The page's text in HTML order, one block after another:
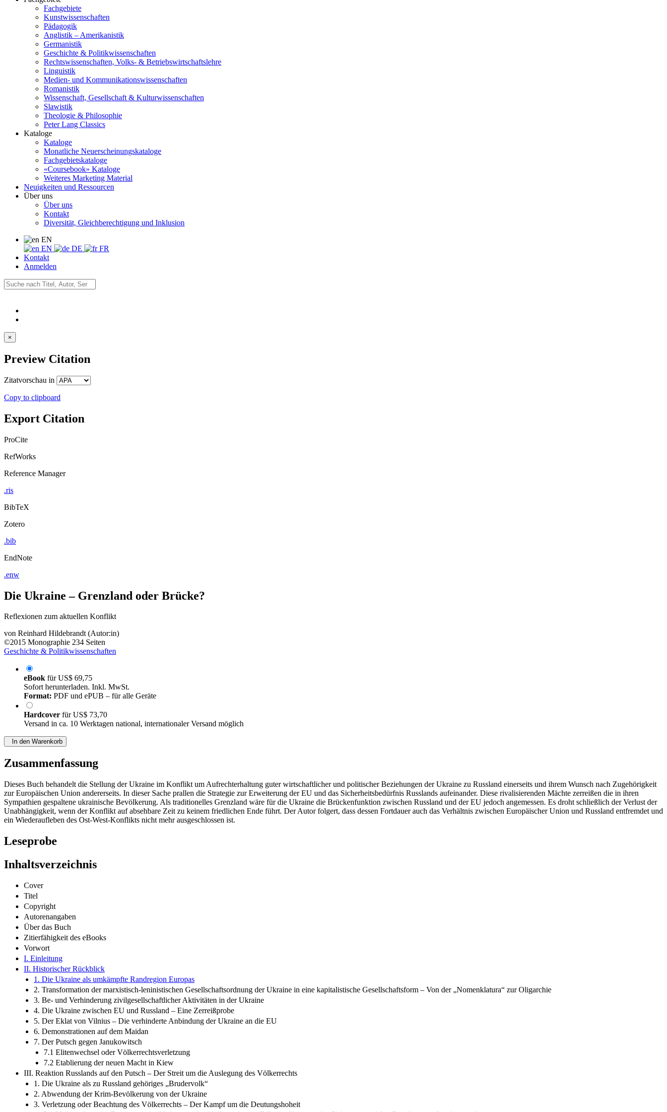
Fachgebiete
Kunstwissenschaften
Pädagogik
Anglistik – Amerikanistik
Germanistik
Geschichte & Politikwissenschaften
Rechtswissenschaften, Volks- & Betriebswirtschaftslehre
Linguistik
Medien- und Kommunikationswissenschaften
Romanistik
Wissenschaft, Gesellschaft & Kulturwissenschaften
Slawistik
Theologie & Philosophie
Peter Lang Classics
Kataloge
Kataloge
Monatliche Neuerscheinungskataloge
Fachgebietskataloge
«Coursebook» Kataloge
Weiteres Marketing Material
Neuigkeiten und Ressourcen
Über uns
Über uns
Kontakt
Diversität, Gleichberechtigung und Inklusion
EN
EN
DE
FR
Kontakt
Anmelden
×
Preview Citation
Zitatvorschau in
Copy to clipboard
Export Citation
ProCite
RefWorks
Reference Manager
.ris
BibTeX
Zotero
.bib
EndNote
.enw
Die Ukraine – Grenzland oder Brücke?
Reflexionen zum aktuellen Konflikt
von Reinhard Hildebrandt (Autor:in)
©2015 Monographie 234 Seiten
Geschichte & Politikwissenschaften
eBook fürUS$ 69,75
Sofort herunterladen. Inkl. MwSt.
Format: PDF und ePUB – für alle Geräte
Hardcover fürUS$ 73,70
Versand in ca. 10 Werktagen national, internationaler Versand möglich
In den Warenkorb
Zusammenfassung
Dieses Buch behandelt die Stellung der Ukraine im Konflikt um Aufrechterhaltung guter wirtschaftlicher und politischer Beziehungen der Ukraine zu Russland einerseits und ihrem Wunsch nach Zugehörigkeit
zur Europäischen Union andererseits. In dieser Sache prallen die Strategie zur Erweiterung der EU und das Sicherheitsbedürfnis Russlands aufeinander. Diese rivalisierenden Mächte zerreißen die in ihren
Sympathien gespaltene ukrainische Bevölkerung. Als traditionelles Grenzland wäre für die Ukraine die Brückenfunktion zwischen Russland und der EU jedoch angemessen. Es droht schließlich der Verlust der
Unabhängigkeit, wenn der Konflikt auf absehbare Zeit zu keinem friedlichen Ende führt. Der Autor folgert, dass dessen Fortdauer auch das Verhältnis zwischen Europäischer Union und Russland entfremdet und
ein Wiederaufleben des Ost-West-Konflikts nicht mehr ausgeschlossen ist.
Leseprobe
Inhaltsverzeichnis
Cover
Titel
Copyright
Autorenangaben
Über das Buch
Zitierfähigkeit des eBooks
Vorwort
I. Einleitung
II. Historischer Rückblick
1. Die Ukraine als umkämpfte Randregion Europas
2. Transformation der marxistisch-leninistischen Gesellschaftsordnung der Ukraine in eine kapitalistische Gesellschaftsform – Von der „Nomenklatura“ zur Oligarchie
3. Be- und Verhinderung zivilgesellschaftlicher Aktivitäten in der Ukraine
4. Die Ukraine zwischen EU und Russland – Eine Zerreißprobe
5. Der Eklat von Vilnius – Die verhinderte Anbindung der Ukraine an die EU
6. Demonstrationen auf dem Maidan
7. Der Putsch gegen Janukowitsch
7.1 Elitenwechsel oder Völkerrechtsverletzung
7.2 Etablierung der neuen Macht in Kiew
III. Reaktion Russlands auf den Putsch – Der Streit um die Auslegung des Völkerrechts
1. Die Ukraine als zu Russland gehöriges „Brudervolk“
2. Abwendung der Krim-Bevölkerung von der Ukraine
3. Verletzung oder Beachtung des Völkerrechts – Der Kampf um die Deutungshoheit